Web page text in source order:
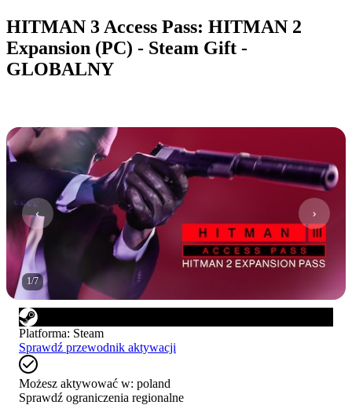
HITMAN 3 Access Pass: HITMAN 2
Expansion (PC) - Steam Gift -
GLOBALNY
1/7
Platforma: Steam
Sprawdź przewodnik aktywacji
Możesz aktywować w: poland
Sprawdź ograniczenia regionalne